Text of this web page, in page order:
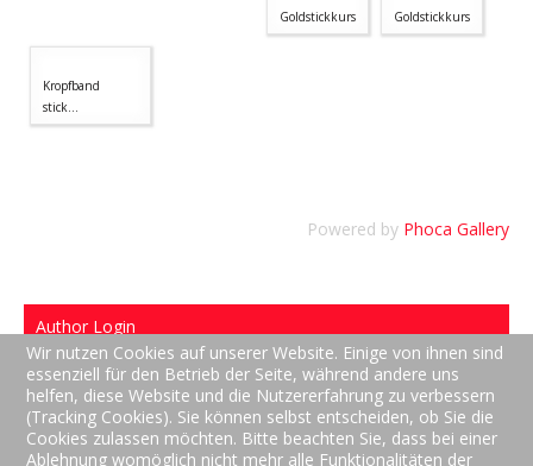
Goldstickkurs Goldstickkurs
Kropfband
stick...
Powered by Phoca Gallery
Author Login
Sitemap
Datenschutzerklärung
Impressum
Copyright © 2026 Handstickerei Gallmeier - Stickkurse -
Paramente, Fahnen, Trachten und Tischwäsche in
Wir nutzen Cookies auf unserer Website. Einige von ihnen sind
essenziell für den Betrieb der Seite, während andere uns
helfen, diese Website und die Nutzererfahrung zu verbessern
(Tracking Cookies). Sie können selbst entscheiden, ob Sie die
Cookies zulassen möchten. Bitte beachten Sie, dass bei einer
Ablehnung womöglich nicht mehr alle Funktionalitäten der